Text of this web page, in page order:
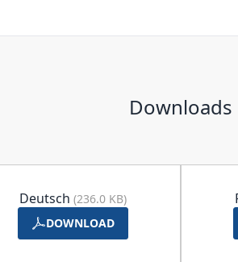
Downloads
Deutsch (236.0 KB)
DOWNLOAD